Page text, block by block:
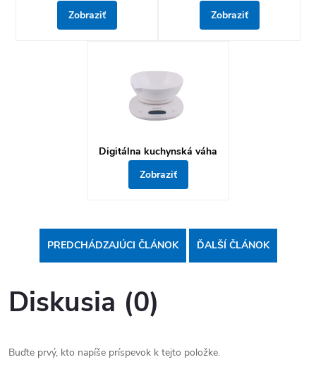
Zobraziť
Zobraziť
Digitálna kuchynská váha
Zobraziť
PREDCHÁDZAJÚCI ČLÁNOK ĎALŠÍ ČLÁNOK
Diskusia (0)
Buďte prvý, kto napíše príspevok k tejto položke.